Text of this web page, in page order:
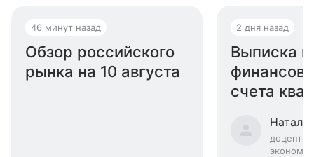
46 минут назад
Обзор российского
рынка на 10 августа
2 дня назад
Выписка
счета
доцент